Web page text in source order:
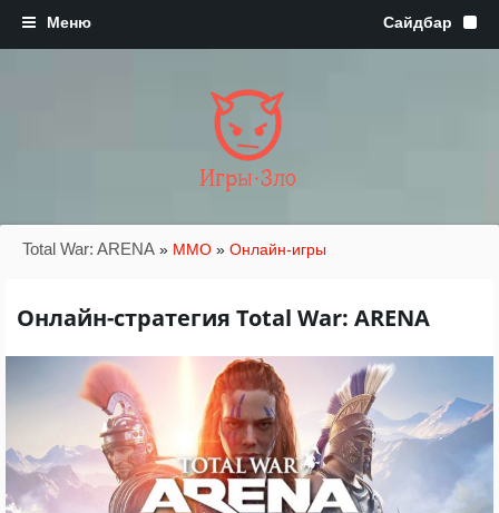
Игры·Зло
Total War: ARENA » MMO » Онлайн-игры
Онлайн-стратегия Total War: ARENA